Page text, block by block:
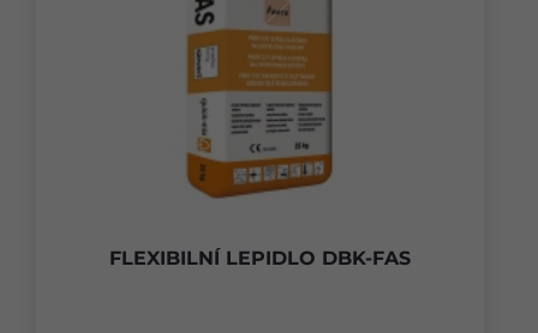
FLEXIBILNÍ LEPIDLO DBK-FAS